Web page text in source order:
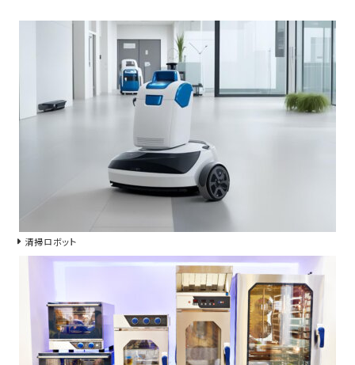
清掃ロボット